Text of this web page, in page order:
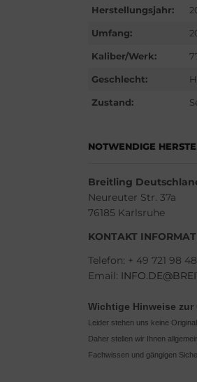
Herstellungsjahr:
Umfang:
Kaliber/Werk:
Geschlecht:
Zustand:
NOTWENDIGE
Breitling
Neureuter Str. 37a
76185 Karlsruhe
KONTAKT
Telefon: + 49 721 98
Email:
Wichtige Hinweise
Leider stehen uns keine
Daher stellen wir Ihnen
Fachwissen und gängigen